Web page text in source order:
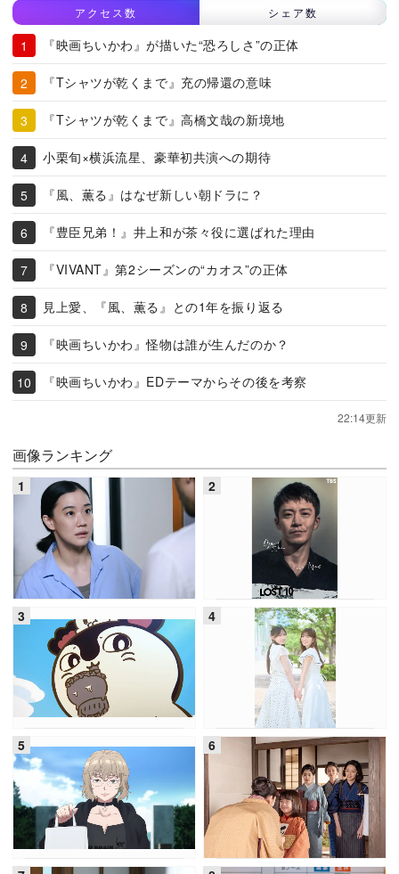
アクセス数 シェア数
『映画ちいかわ』が描いた“恐ろしさ”の正体
『Tシャツが乾くまで』充の帰還の意味
『Tシャツが乾くまで』高橋文哉の新境地
小栗旬×横浜流星、豪華初共演への期待
『風、薫る』はなぜ新しい朝ドラに？
『豊臣兄弟！』井上和が茶々役に選ばれた理由
『VIVANT』第2シーズンの“カオス”の正体
見上愛、『風、薫る』との1年を振り返る
『映画ちいかわ』怪物は誰が生んだのか？
『映画ちいかわ』EDテーマからその後を考察
22:14更新
画像ランキング